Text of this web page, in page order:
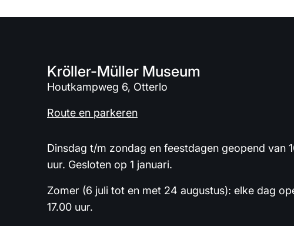
Kröller-Müller Museum
Houtkampweg 6, Otterlo
Route en parkeren
Dinsdag t/m zondag en feestdagen geopend van
uur. Gesloten op 1 januari.
Zomer (6 juli tot en met 24 augustus): elke dag
17.00 uur.